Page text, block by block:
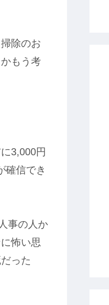
除のお
もう考
3,000円
確信でき
事の人か
怖い思
った